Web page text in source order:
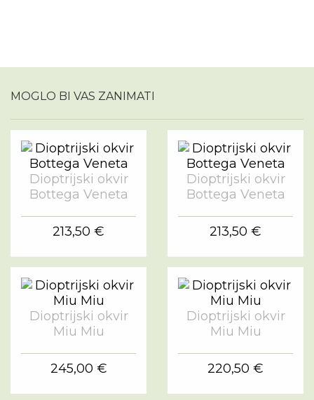
MOGLO BI VAS ZANIMATI
Dioptrijski okvir
Bottega Veneta
213,50 €
Dioptrijski okvir
Bottega Veneta
213,50 €
Dioptrijski okvir
Miu Miu
245,00 €
Dioptrijski okvir
Miu Miu
220,50 €